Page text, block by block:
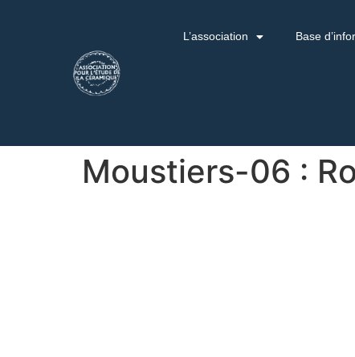
L’association Base
Moustiers-06 :